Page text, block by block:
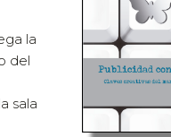
la
del
sala